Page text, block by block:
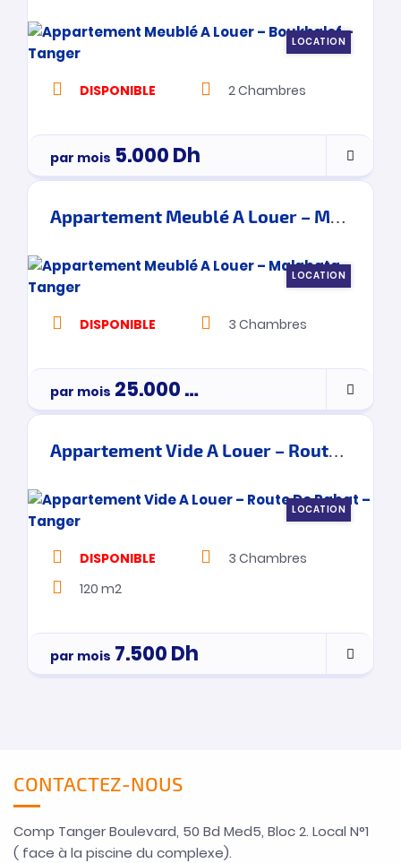
LOCATION
DISPONIBLE 2Chambres
par mois 5.000Dh
Appartement Meublé A Louer – Malabata – Tanger
LOCATION
DISPONIBLE 3 Chambres
par mois 25.000Dh
Appartement Vide A Louer – Route De Rabat – Tanger
LOCATION
DISPONIBLE 3 Chambres
120 m2
par mois 7.500Dh
CONTACTEZ-NOUS
Comp Tanger Boulevard, 50 Bd Med5, Bloc 2. Local N°1
( face à la piscine du complexe).